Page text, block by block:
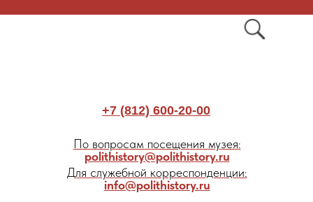
+7 (812) 600-20-00
По вопросам посещения музея:
polithistory@polithistory.ru
Для служебной корреспонденции:
info@polithistory.ru